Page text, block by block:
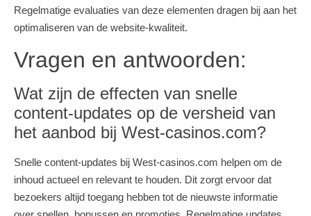
Regelmatige evaluaties van deze elementen dragen bij aan het
optimaliseren van de website-kwaliteit.
Vragen en antwoorden:
Wat zijn de effecten van snelle
content-updates op de versheid van
het aanbod bij West-casinos.com?
Snelle content-updates bij West-casinos.com helpen om de
inhoud actueel en relevant te houden. Dit zorgt ervoor dat
bezoekers altijd toegang hebben tot de nieuwste informatie